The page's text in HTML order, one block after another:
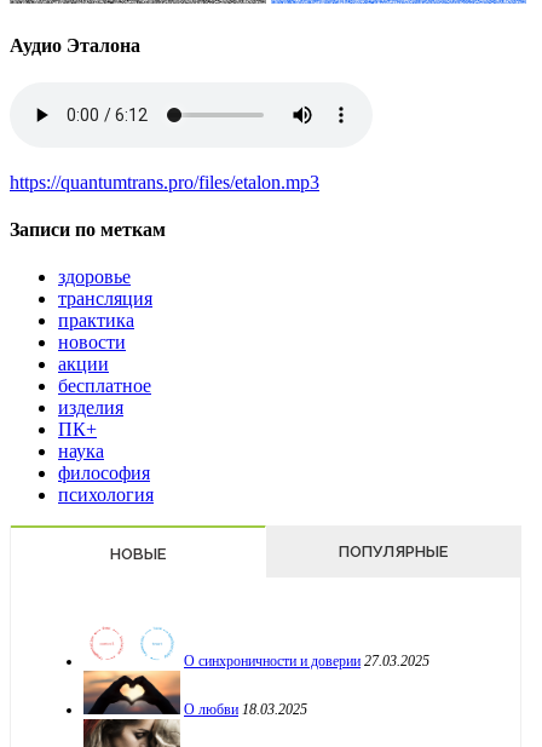
Аудио Эталона
https://quantumtrans.pro/files/etalon.mp3
Записи по меткам
здоровье
трансляция
практика
новости
акции
бесплатное
изделия
ПК+
наука
философия
психология
НОВЫЕ ПОПУЛЯРНЫЕ
О синхроничности и доверии 27.03.2025
О любви 18.03.2025